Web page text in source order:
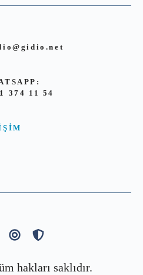
374 11 54
hakları saklıdır.